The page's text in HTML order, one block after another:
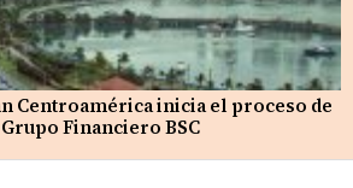
Centroamérica inicia el proceso de
Financiero BSC